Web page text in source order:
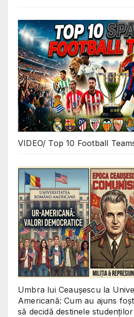
VIDEO/ Top 10 Football
Umbra lui Ceaușescu la
Americană: Cum au ajuns
să decidă destinele